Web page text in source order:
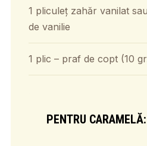
1 pliculeț zahăr vanilat
de vanilie
1 plic – praf de copt (10
PENTRU CARAMELĂ: